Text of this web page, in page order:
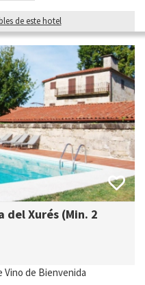
de este hotel
del Xurés (Min. 2
Vino de Bienvenida